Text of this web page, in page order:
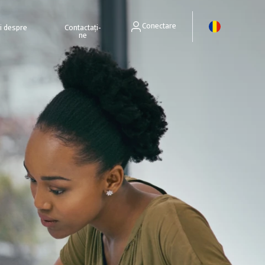
despre
Contactați-
ne
Conectare